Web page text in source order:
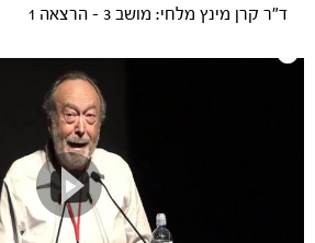
ד"ר קרן מינץ מלחי: מושב 3 - הרצאה 1